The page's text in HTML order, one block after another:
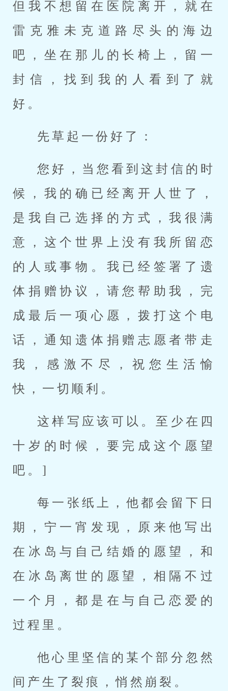
但我不想留在医院离开，就在
雷克雅未克道路尽头的海边
吧，坐在那儿的长椅上，留一
封信，找到我的人看到了就
好。
先草起一份好了：
您好，当您看到这封信的时
候，我的确已经离开人世了，
是我自己选择的方式，我很满
意，这个世界上没有我所留恋
的人或事物。我已经签署了遗
体捐赠协议，请您帮助我，完
成最后一项心愿，拨打这个电
话，通知遗体捐赠志愿者带走
我，感激不尽，祝您生活愉
快，一切顺利。
这样写应该可以。至少在四
十岁的时候，要完成这个愿望
吧。]
每一张纸上，他都会留下日
期，宁一宵发现，原来他写出
在冰岛与自己结婚的愿望，和
在冰岛离世的愿望，相隔不过
一个月，都是在与自己恋爱的
过程里。
他心里坚信的某个部分忽然
间产生了裂痕，悄然崩裂。